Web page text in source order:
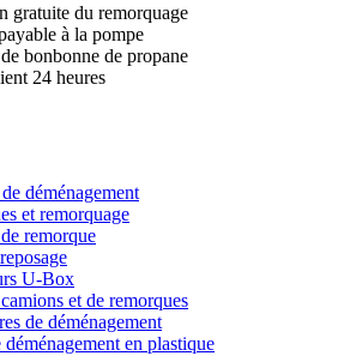
gratuite du remorquage
à la pompe
bonbonne de propane
24 heures
déménagement
et remorquage
remorque
U-Box
et de remorques
de déménagement
en plastique